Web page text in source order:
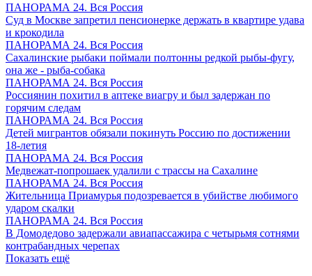
ПАНОРАМА 24. Вся Россия
Суд в Москве запретил пенсионерке держать в квартире удава
и крокодила
ПАНОРАМА 24. Вся Россия
Сахалинские рыбаки поймали полтонны редкой рыбы-фугу,
она же - рыба-собака
ПАНОРАМА 24. Вся Россия
Россиянин похитил в аптеке виагру и был задержан по
горячим следам
ПАНОРАМА 24. Вся Россия
Детей мигрантов обязали покинуть Россию по достижении
18-летия
ПАНОРАМА 24. Вся Россия
Медвежат-попрошаек удалили с трассы на Сахалине
ПАНОРАМА 24. Вся Россия
Жительница Приамурья подозревается в убийстве любимого
ударом скалки
ПАНОРАМА 24. Вся Россия
В Домодедово задержали авиапассажира с четырьмя сотнями
контрабандных черепах
Показать ещё